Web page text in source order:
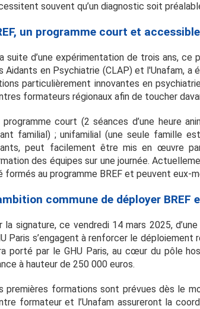
souvent qu’un diagnostic soit
un programme court et
suite d’une expérimentation de trois ans,
Aidants en Psychiatrie (CLAP) et l'Unafam, a
particulièrement innovantes en
formateurs régionaux afin de toucher
programme court (2 séances d’une heure
familial) ; unifamilial (une seule famille
peut facilement être mis en œuvre
des équipes sur une journée.
formés au programme BREF et peuvent eux-
commune de déployer BREF
la signature, ce vendredi 14 mars 2025,
Paris s’engagent à renforcer le
porté par le GHU Paris, au cœur du pôle
à hauteur de 250 000 euros.
premières formations sont prévues dès le
formateur et l’Unafam assureront la